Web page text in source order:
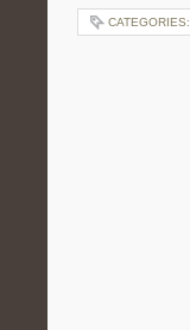
CATEGORIES: